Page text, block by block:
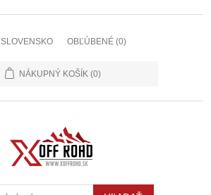
SLOVENSKO OBĽÚBENÉ (0)
NÁKUPNÝ KOŠÍK (0)